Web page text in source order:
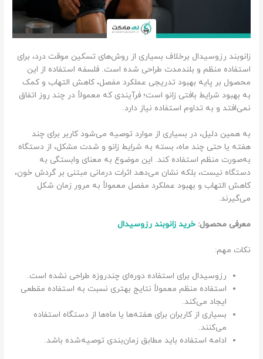
زانوبند رزوسیدال برخلاف بسیاری از روش‌های تسکین موقت درد، برای
استفاده منظم و بلندمدت طراحی شده است. فلسفه استفاده از این
محصول بر پایه بهبود تدریجی عملکرد مفصل، کاهش التهاب و کمک
به بهبود شرایط بافتی زانو است؛ فرآیندی که معمولاً در چند روز اتفاق
نمی‌افتد و به تداوم استفاده نیاز دارد.
به همین دلیل، در بسیاری از موارد توصیه می‌شود کاربر برای چند
هفته یا حتی چند ماه، بسته به شرایط زانو و شدت مشکل، از دستگاه
به‌صورت منظم استفاده کند. این موضوع به معنای وابستگی به
دستگاه نیست، بلکه نشان می‌دهد اثرات درمانی مبتنی بر گردش خون،
کاهش التهاب و بهبود عملکرد مفصل معمولاً به مرور زمان شکل
می‌گیرند.
معرفی محصول:خرید زانوبند رزوسیدال
نکات مهم:
رزوسیدال برای استفاده دوره‌ای چندروزه طراحی نشده است.
استفاده منظم معمولاً نتایج بهتری نسبت به استفاده مقطعی
ایجاد می‌کند.
بسیاری از کاربران برای هفته‌ها یا ماه‌ها از دستگاه استفاده
می‌کنند.
ادامه استفاده باید مطابق زمان‌بندی توصیه‌شده باشد.